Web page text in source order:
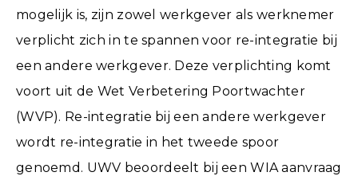
mogelijk is, zijn zowel werkgever als werknemer
verplicht zich in te spannen voor re-integratie bij
een andere werkgever. Deze verplichting komt
voort uit de Wet Verbetering Poortwachter
(WVP). Re-integratie bij een andere werkgever
wordt re-integratie in het tweede spoor
genoemd. UWV beoordeelt bij een WIA aanvraag